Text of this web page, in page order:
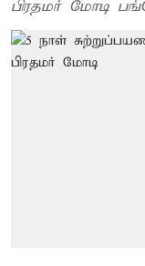
பிரதமர் மோடி